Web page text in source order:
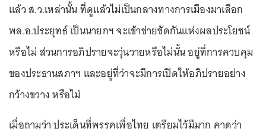
แล้ว ส.ว.เหล่านั้น ที่ดูแล้วไม่เป็นกลางทางการเมืองมาเลือก
พล.อ.ประยุทธ์ เป็นนายกฯ จะเข้าข่ายขัดกันแห่งผลประโยชน์
หรือไม่ ส่วนการอภิปรายจะวุ่นวายหรือไม่นั้น อยู่ที่การควบคุม
ของประธานสภาฯ และอยู่ที่ว่าจะมีการเปิดให้อภิปรายอย่าง
กว้างขวาง หรือไม่
เมื่อถามว่า ประเด็นที่พรรคเพื่อไทย เตรียมไว้มีมาก คาดว่า